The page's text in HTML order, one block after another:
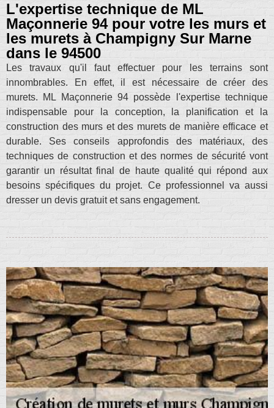
L'expertise technique de ML
Maçonnerie 94 pour votre les murs et
les murets à Champigny Sur Marne
dans le 94500
Les travaux qu'il faut effectuer pour les terrains sont
innombrables. En effet, il est nécessaire de créer des
murets. ML Maçonnerie 94 possède l'expertise technique
indispensable pour la conception, la planification et la
construction des murs et des murets de manière efficace et
durable. Ses conseils approfondis des matériaux, des
techniques de construction et des normes de sécurité vont
garantir un résultat final de haute qualité qui répond aux
besoins spécifiques du projet. Ce professionnel va aussi
dresser un devis gratuit et sans engagement.